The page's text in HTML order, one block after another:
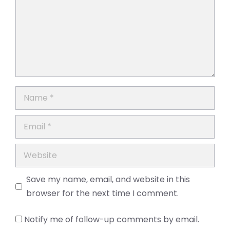
Name
Email
Website
Save my name, email, and website in this
browser for the next time I comment.
Notify me of follow-up comments by email.